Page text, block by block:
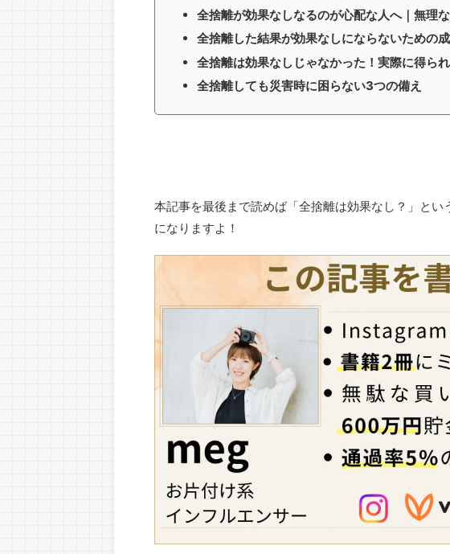
全捨離が効果なしなるのが心配な人へ｜無理
全捨離した結果が効果なしにならないための
全捨離は効果なしじゃなかった！実際に得ら
全捨離しても災害時に困らない3つの備え
本記事を最後まで読めば「全捨離は効果なし？」とい
になりますよ！